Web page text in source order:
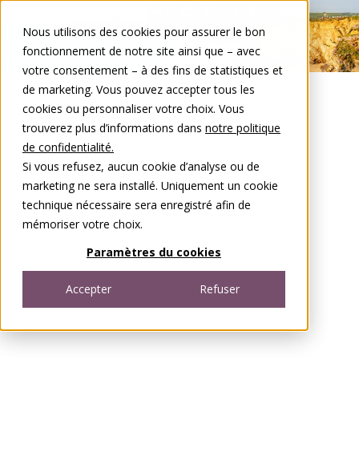
Nous utilisons des cookies pour assurer le bon
fonctionnement de notre site ainsi que – avec
votre consentement – à des fins de statistiques et
de marketing. Vous pouvez accepter tous les
cookies ou personnaliser votre choix. Vous
trouverez plus d’informations dans notre politique
de confidentialité.
Si vous refusez, aucun cookie d’analyse ou de
marketing ne sera installé. Uniquement un cookie
technique nécessaire sera enregistré afin de
mémoriser votre choix.
Paramètres du cookies
Accepter Refuser
DEFR
Open menu